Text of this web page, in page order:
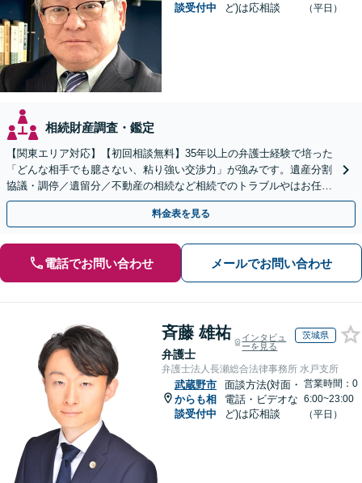
談受付中
ど)は応相談
（平日）
相続財産調査・鑑定
【関東エリア対応】【初回相談無料】35年以上の弁護士経験で培った
「どんな相手でも臆さない、粘り強い交渉力」が強みです。遺産分割
協議・調停／遺留分／不動産の相続など相続でのトラブルやはお任せ
ください。遺言書や生前贈与など生前対策にも注力
料金表を見る
電話でお問い合わせ メールでお問い合わせ
斉藤 雄祐
弁護士
インタビュ
ーを見る
茨城県
弁護士法人長瀬総合法律事務所 水戸支所
武蔵野市
からも相
談受付中
面談方法(対面・
電話・ビデオな
ど)は応相談
営業時間：0
6:00~23:00
（平日）